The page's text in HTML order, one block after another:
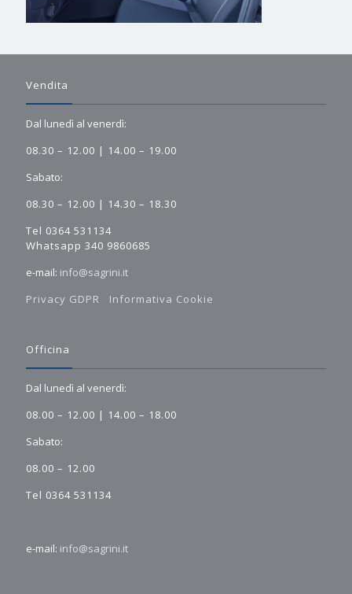
Vendita
Dal lunedì al venerdì:
08.30 – 12.00 | 14.00 – 19.00
Sabato:
08.30 – 12.00 | 14.30 – 18.30
Tel 0364 531134
Whatsapp 340 9860685
e-mail: info@sagrini.it
Privacy GDPR
Informativa Cookie
Officina
Dal lunedì al venerdì:
08.00 – 12.00 | 14.00 – 18.00
Sabato:
08.00 – 12.00
Tel 0364 531134
e-mail: info@sagrini.it